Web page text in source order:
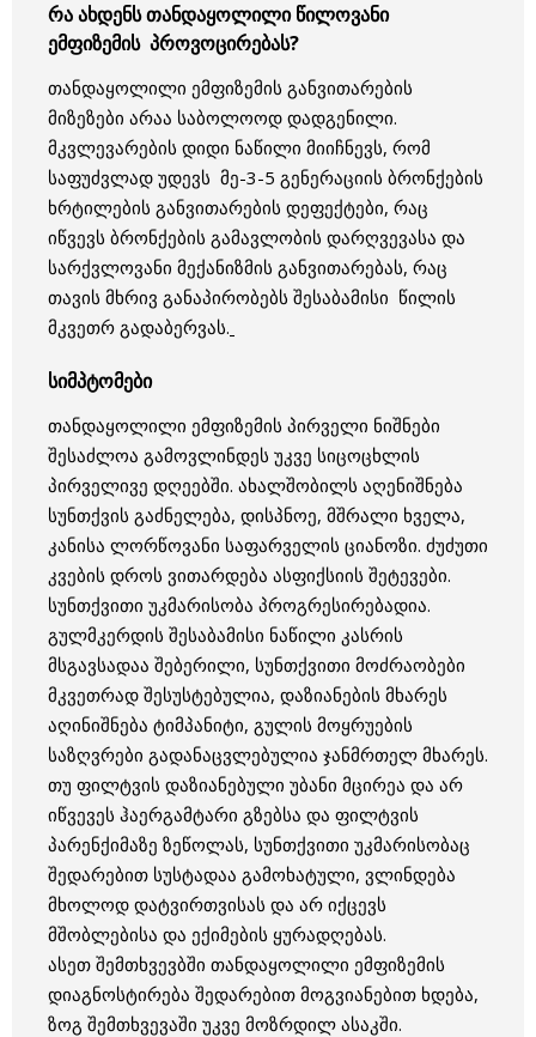
რა ახდენს თანდაყოლილი წილოვანი
ემფიზემის პროვოცირებას?
თანდაყოლილი ემფიზემის განვითარების
მიზეზები არაა საბოლოოდ დადგენილი.
მკვლევარების დიდი ნაწილი მიიჩნევს, რომ
საფუძვლად უდევს მე-3-5 გენერაციის ბრონქების
ხრტილების განვითარების დეფექტები, რაც
იწვევს ბრონქების გამავლობის დარღვევასა და
სარქვლოვანი მექანიზმის განვითარებას, რაც
თავის მხრივ განაპირობებს შესაბამისი წილის
მკვეთრ გადაბერვას.
სიმპტომები
თანდაყოლილი ემფიზემის პირველი ნიშნები
შესაძლოა გამოვლინდეს უკვე სიცოცხლის
პირველივე დღეებში. ახალშობილს აღენიშნება
სუნთქვის გაძნელება, დისპნოე, მშრალი ხველა,
კანისა ლორწოვანი საფარველის ციანოზი. ძუძუთი
კვების დროს ვითარდება ასფიქსიის შეტევები.
სუნთქვითი უკმარისობა პროგრესირებადია.
გულმკერდის შესაბამისი ნაწილი კასრის
მსგავსადაა შებერილი, სუნთქვითი მოძრაობები
მკვეთრად შესუსტებულია, დაზიანების მხარეს
აღინიშნება ტიმპანიტი, გულის მოყრუების
საზღვრები გადანაცვლებულია ჯანმრთელ მხარეს.
თუ ფილტვის დაზიანებული უბანი მცირეა და არ
იწვევეს ჰაერგამტარი გზებსა და ფილტვის
პარენქიმაზე ზეწოლას, სუნთქვითი უკმარისობაც
შედარებით სუსტადაა გამოხატული, ვლინდება
მხოლოდ დატვირთვისას და არ იქცევს
მშობლებისა და ექიმების ყურადღებას.
ასეთ შემთხვევბში თანდაყოლილი ემფიზემის
დიაგნოსტირება შედარებით მოგვიანებით ხდება,
ზოგ შემთხვევაში უკვე მოზრდილ ასაკში.